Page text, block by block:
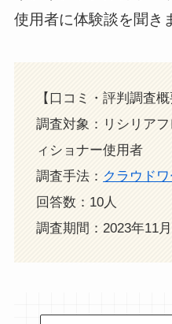
使用者に体験談を聞き
【口コミ・評判調査概
調査対象：リシリア
ィショナー使用者
調査手法： クラウド
回答数：10人
調査期間：2023年11